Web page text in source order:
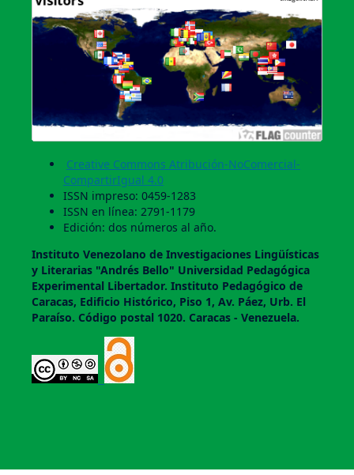
Creative Commons Atribución-NoComercial-
CompartirIgual 4.0
ISSN impreso: 0459-1283
ISSN en línea: 2791-1179
Edición: dos números al año.
Instituto Venezolano de Investigaciones Lingüí­sticas
y Literarias "Andrés Bello" Universidad Pedagógica
Experimental Libertador. Instituto Pedagógico de
Caracas, Edificio Histórico, Piso 1, Av. Páez, Urb. El
Paraí­so. Código postal 1020. Caracas - Venezuela.